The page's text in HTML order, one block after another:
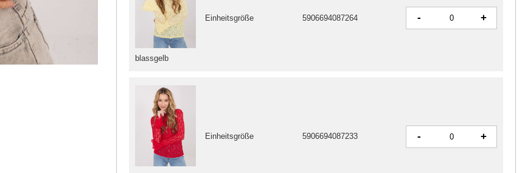
blassgelb
Einheitsgröße 5906694087264 - +
Einheitsgröße 5906694087233 - +